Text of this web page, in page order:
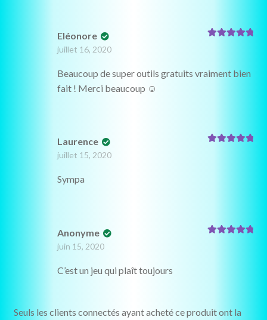
Eléonore
juillet 16, 2020
Beaucoup de super outils gratuits vraiment bien
fait ! Merci beaucoup ☺️
Laurence
juillet 15, 2020
Sympa
Anonyme
juin 15, 2020
C’est un jeu qui plaît toujours
Seuls les clients connectés ayant acheté ce produit ont la